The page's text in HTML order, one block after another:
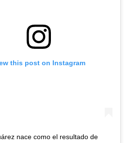
this post on Instagram
nace como el resultado de